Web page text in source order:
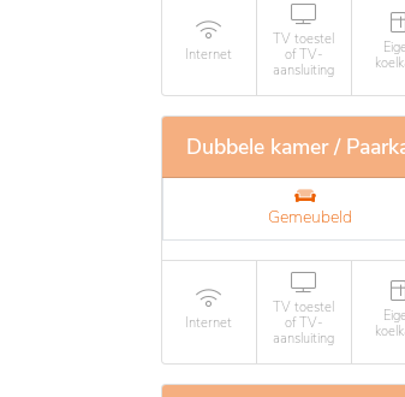
Internet
TV toestel
of TV-
aansluiting
Dubbele kamer /
Gemeubeld
Internet
TV toestel
of TV-
aansluiting